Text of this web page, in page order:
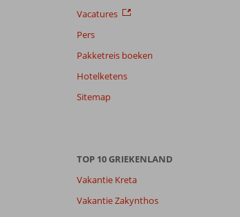
Vacatures
Pers
Pakketreis boeken
Hotelketens
Sitemap
TOP 10 GRIEKENLAND
Vakantie Kreta
Vakantie Zakynthos